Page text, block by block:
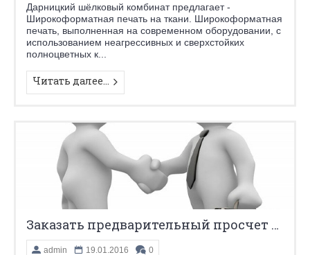
Дарницкий шёлковый комбинат предлагает -
Широкоформатная печать на ткани. Широкоформатная
печать, выполненная на современном оборудовании, с
использованием неагрессивных и сверхстойких
полноцветных к...
Читать далее...
Заказать предварительный просчет заказа можно на сайте комбината в разделе "Индивидуальный Заказ"
admin 19.01.2016 0